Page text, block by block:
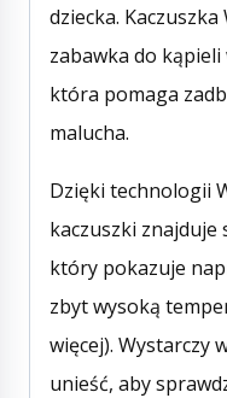
dziecka.
zabawka do
która pomaga
malucha.
Dzięki technologii
kaczuszki znajduje
który pokazuje
zbyt wysoką
więcej). Wystarczy
unieść, aby